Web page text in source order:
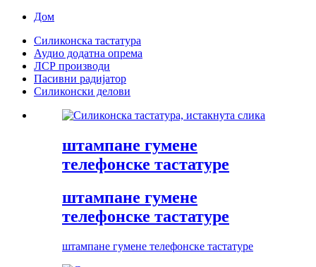
Дом
Силиконска тастатура
Аудио додатна опрема
ЛСР производи
Пасивни радијатор
Силиконски делови
штампане гумене
телефонске тастатуре
штампане гумене
телефонске тастатуре
штампане гумене телефонске тастатуре